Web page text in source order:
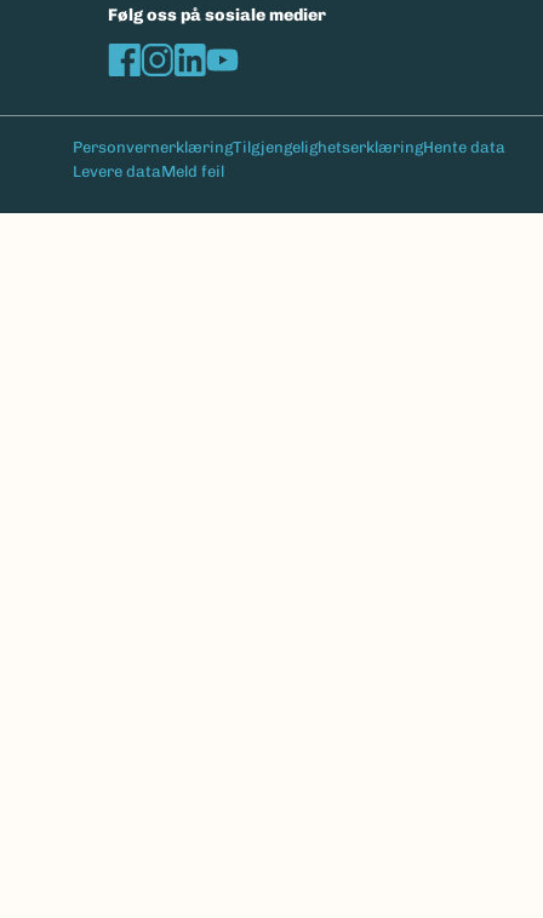
Følg oss på sosiale medier
Bunntekst
PersonvernerklæringTilgjengelighetserklæringHente data
Levere dataMeld feil